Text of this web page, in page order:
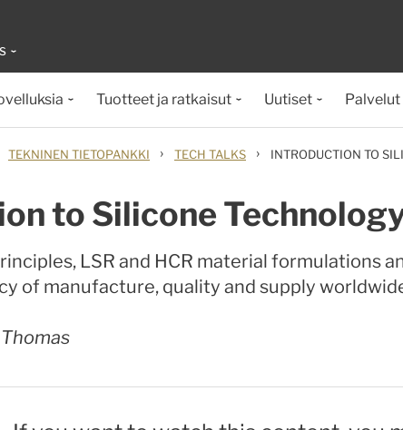
Tuotteet ja ratkaisut Uutiset Palvelut
TEKNINEN TIETOPANKKI › TECH TALKS › INTRODUCTION TO
to Silicone
LSR and HCR material formulations
of manufacture, quality and supply